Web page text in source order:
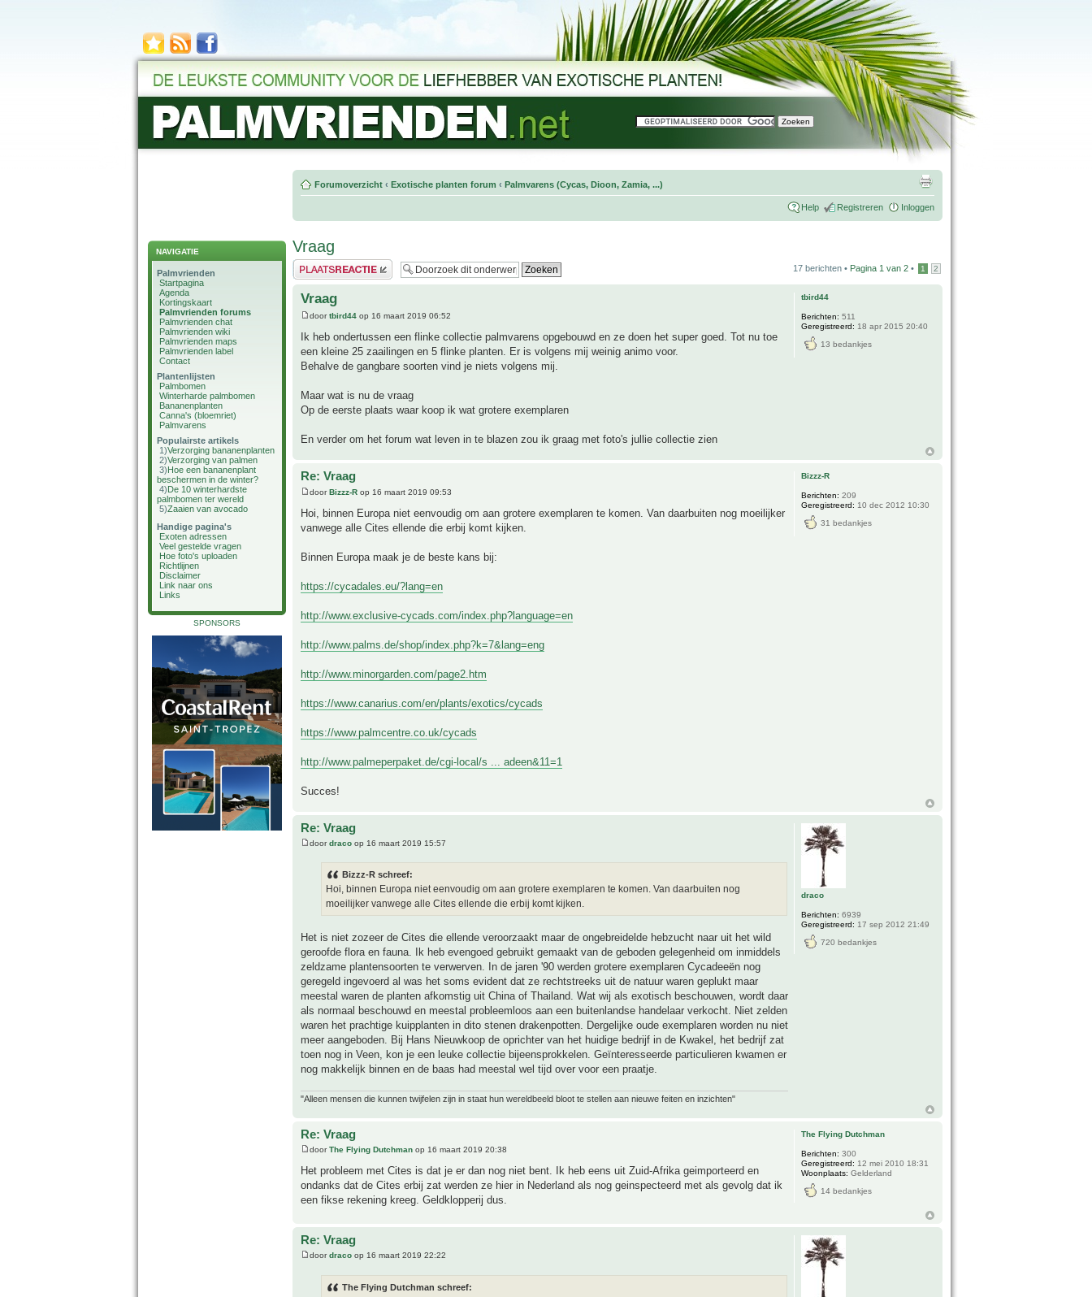
NAVIGATIE
Palmvrienden
Startpagina
Agenda
Kortingskaart
Palmvrienden forums
Palmvrienden chat
Palmvrienden wiki
Palmvrienden maps
Palmvrienden label
Contact
Plantenlijsten
Palmbomen
Winterharde palmbomen
Bananenplanten
Canna's (bloemriet)
Palmvarens
Populairste artikels
1)Verzorging bananenplanten
2)Verzorging van palmen
3)Hoe een bananenplant
beschermen in de winter?
4)De 10 winterhardste
palmbomen ter wereld
5)Zaaien van avocado
Handige pagina's
Exoten adressen
Veel gestelde vragen
Hoe foto's uploaden
Richtlijnen
Disclaimer
Link naar ons
Links
SPONSORS
Forumoverzicht ‹ Exotische planten forum ‹ Palmvarens (Cycas, Dioon, Zamia, ...)
Help Registreren Inloggen
Vraag
Plaats een reactie 17 berichten • Pagina 1 van 2 • 1 2
Vraag
doortbird44 op 16 maart 2019 06:52
Ik heb ondertussen een flinke collectie palmvarens opgebouwd en ze doen het super goed. Tot nu toe
een kleine 25 zaailingen en 5 flinke planten. Er is volgens mij weinig animo voor.
Behalve de gangbare soorten vind je niets volgens mij.
Maar wat is nu de vraag
Op de eerste plaats waar koop ik wat grotere exemplaren
En verder om het forum wat leven in te blazen zou ik graag met foto's jullie collectie zien
tbird44
Berichten: 511
Geregistreerd: 18 apr 2015 20:40
13 bedankjes
Re: Vraag
doorBizzz-R op 16 maart 2019 09:53
Hoi, binnen Europa niet eenvoudig om aan grotere exemplaren te komen. Van daarbuiten nog moeilijker
vanwege alle Cites ellende die erbij komt kijken.
Binnen Europa maak je de beste kans bij:
https://cycadales.eu/?lang=en
http://www.exclusive-cycads.com/index.php?language=en
http://www.palms.de/shop/index.php?k=7&lang=eng
http://www.minorgarden.com/page2.htm
https://www.canarius.com/en/plants/exotics/cycads
https://www.palmcentre.co.uk/cycads
http://www.palmeperpaket.de/cgi-local/s ... adeen&11=1
Succes!
Bizzz-R
Berichten: 209
Geregistreerd: 10 dec 2012 10:30
31 bedankjes
Re: Vraag
doordraco op 16 maart 2019 15:57
Bizzz-R schreef:
Hoi, binnen Europa niet eenvoudig om aan grotere exemplaren te komen. Van daarbuiten nog
moeilijker vanwege alle Cites ellende die erbij komt kijken.
Het is niet zozeer de Cites die ellende veroorzaakt maar de ongebreidelde hebzucht naar uit het wild
geroofde flora en fauna. Ik heb evengoed gebruikt gemaakt van de geboden gelegenheid om inmiddels
zeldzame plantensoorten te verwerven. In de jaren '90 werden grotere exemplaren Cycadeeën nog
geregeld ingevoerd al was het soms evident dat ze rechtstreeks uit de natuur waren geplukt maar
meestal waren de planten afkomstig uit China of Thailand. Wat wij als exotisch beschouwen, wordt daar
als normaal beschouwd en meestal probleemloos aan een buitenlandse handelaar verkocht. Niet zelden
waren het prachtige kuipplanten in dito stenen drakenpotten. Dergelijke oude exemplaren worden nu niet
meer aangeboden. Bij Hans Nieuwkoop de oprichter van het huidige bedrijf in de Kwakel, het bedrijf zat
toen nog in Veen, kon je een leuke collectie bijeensprokkelen. Geïnteresseerde particulieren kwamen er
nog makkelijk binnen en de baas had meestal wel tijd over voor een praatje.
"Alleen mensen die kunnen twijfelen zijn in staat hun wereldbeeld bloot te stellen aan nieuwe feiten en inzichten"
draco
Berichten: 6939
Geregistreerd: 17 sep 2012 21:49
720 bedankjes
Re: Vraag
doorThe Flying Dutchman op 16 maart 2019 20:38
Het probleem met Cites is dat je er dan nog niet bent. Ik heb eens uit Zuid-Afrika geimporteerd en
ondanks dat de Cites erbij zat werden ze hier in Nederland als nog geinspecteerd met als gevolg dat ik
een fikse rekening kreeg. Geldklopperij dus.
The Flying Dutchman
Berichten: 300
Geregistreerd: 12 mei 2010 18:31
Woonplaats: Gelderland
14 bedankjes
Re: Vraag
doordraco op 16 maart 2019 22:22
The Flying Dutchman schreef: